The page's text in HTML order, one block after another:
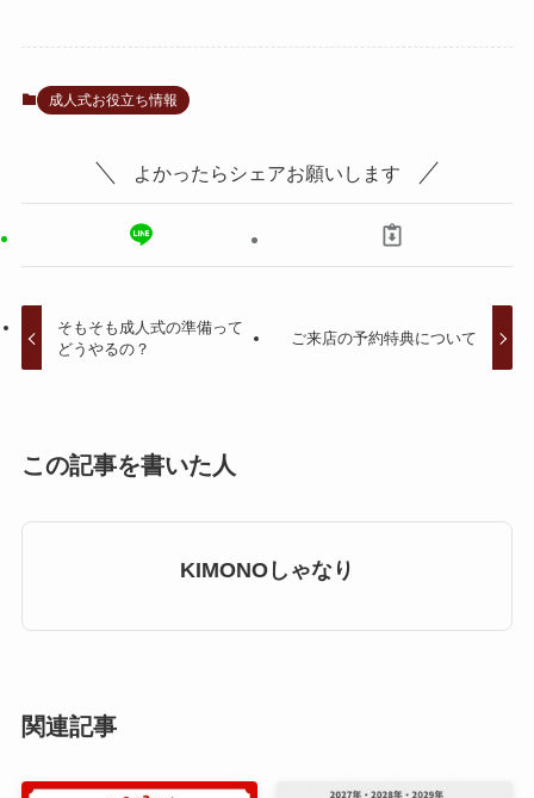
成人式お役立ち情報
よかったらシェアお願いします
そもそも成人式の準備って
どうやるの？
ご来店の予約特典について
この記事を書いた人
KIMONOしゃなり
関連記事